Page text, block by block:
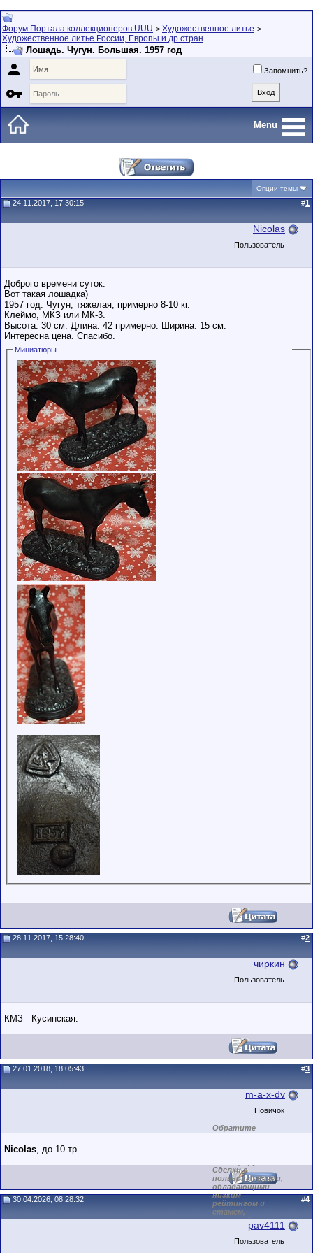
Форум Портала коллекционеров UUU > Художественное литье >
Художественное литье России, Европы и др.стран
Лошадь. Чугун. Большая. 1957 год
 Запомнить?

Menu
Опции темы
24.11.2017, 17:30:15 #1
Nicolas
Пользователь
Доброго времени суток.
Вот такая лошадка)
1957 год. Чугун, тяжелая, примерно 8-10 кг.
Клеймо, МКЗ или МК-3.
Высота: 30 см. Длина: 42 примерно. Ширина: 15 см.
Интересна цена. Спасибо.
Миниатюры
28.11.2017, 15:28:40 #2
чиркин
Пользователь
КМЗ - Кусинская.
27.01.2018, 18:05:43 #3
m-a-x-dv
Новичок
Обратите
внимание на
Сделки с
пользователями,
обладающими
низким
рейтингом и
стажем,
совершайте с
осторожностью!
Nicolas, до 10 тр
30.04.2026, 08:28:32 #4
pav4111
Пользователь